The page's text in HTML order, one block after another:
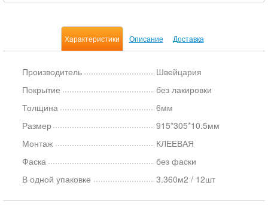
Характеристики Описание Доставка
Производитель
Швейцария
Покрытие
без лакировки
Толщина
6мм
Размер
915*305*10.5мм
Монтаж
КЛЕЕВАЯ
Фаска
без фаски
В одной упаковке
3.360м2 / 12шт